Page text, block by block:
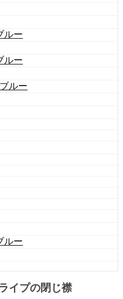
ルー
ルー
ルー
ルー
イプの閉じ襟